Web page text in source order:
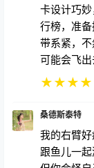
卡设计巧
行榜，准
带系紧，
可能会飞
★★★★
桑德斯泰特
我的右臂
跟鱼儿一